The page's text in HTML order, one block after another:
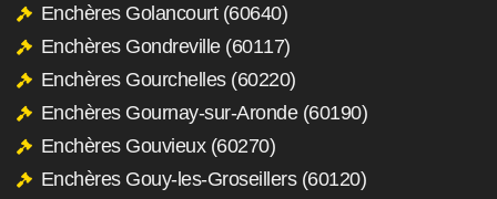
Enchères Golancourt (60640)
Enchères Gondreville (60117)
Enchères Gourchelles (60220)
Enchères Gournay-sur-Aronde (60190)
Enchères Gouvieux (60270)
Enchères Gouy-les-Groseillers (60120)